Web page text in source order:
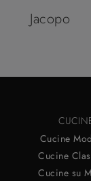
Jacopo
Cucine
Cucine
Cucine su